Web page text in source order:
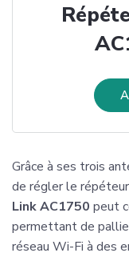
Grâce à ses trois
de régler le
Link AC1750 peut
permettant de
réseau Wi-Fi à des